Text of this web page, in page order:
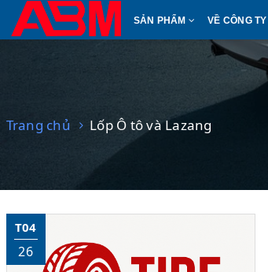
SẢN PHẨM VỀ CÔNG TY
Trang chủ Lốp Ô tô và Lazang
T04
26